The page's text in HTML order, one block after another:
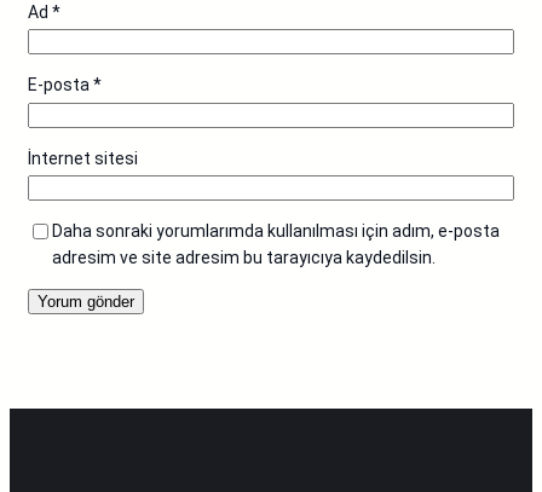
Ad *
E-posta *
İnternet sitesi
Daha sonraki yorumlarımda kullanılması için adım, e-posta
adresim ve site adresim bu tarayıcıya kaydedilsin.